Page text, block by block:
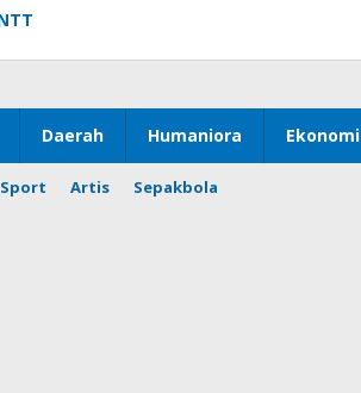
Daerah Humaniora Ekonomi
Sport Artis Sepakbola